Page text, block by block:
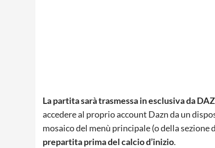
La partita sarà trasmessa in esclusiva da
accedere al proprio account Dazn da un
mosaico del menù principale (o della sezione
prepartita prima del calcio d’inizio.